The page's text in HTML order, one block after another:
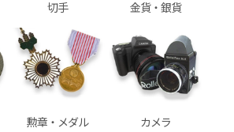
切手 金貨・銀貨
勲章・メダル カメラ